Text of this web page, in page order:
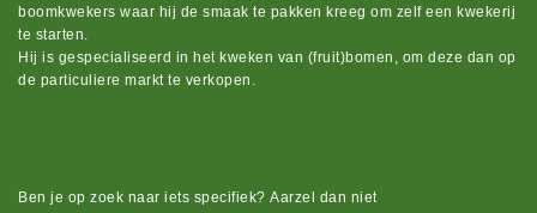
boomkwekers waar hij de smaak te pakken kreeg om zelf een kwekerij
te starten.
Hij is gespecialiseerd in het kweken van (fruit)bomen, om deze dan op
de particuliere markt te verkopen.
Ben je op zoek naar iets specifiek? Aarzel dan niet